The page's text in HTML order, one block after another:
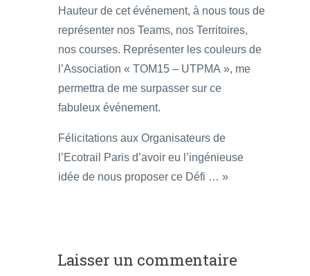
Hauteur de cet événement, à nous tous de
représenter nos Teams, nos Territoires,
nos courses. Représenter les couleurs de
l’Association « TOM15 – UTPMA », me
permettra de me surpasser sur ce
fabuleux événement.
Félicitations aux Organisateurs de
l’Ecotrail Paris d’avoir eu l’ingénieuse
idée de nous proposer ce Défi … »
Laisser un commentaire